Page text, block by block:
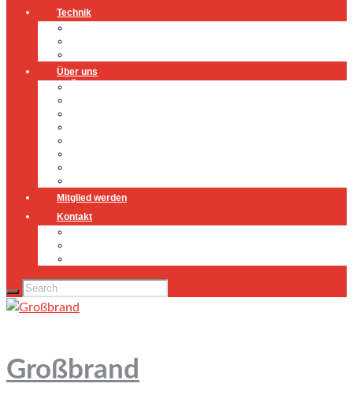
Technik
Über uns
Mitglied werden
Kontakt
Großbrand